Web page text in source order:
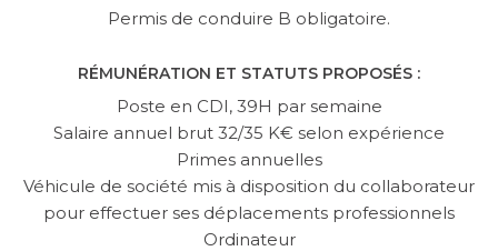
Permis de conduire B obligatoire.
RÉMUNÉRATION ET STATUTS PROPOSÉS :
Poste en CDI, 39H par semaine
Salaire annuel brut 32/35 K€ selon expérience
Primes annuelles
Véhicule de société mis à disposition du collaborateur
pour effectuer ses déplacements professionnels
Ordinateur